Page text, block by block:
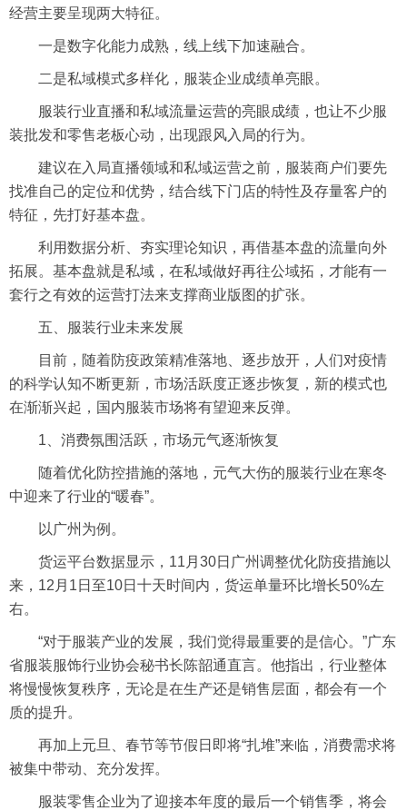
经营主要呈现两大特征。
一是数字化能力成熟，线上线下加速融合。
二是私域模式多样化，服装企业成绩单亮眼。
服装行业直播和私域流量运营的亮眼成绩，也让不少服
装批发和零售老板心动，出现跟风入局的行为。
建议在入局直播领域和私域运营之前，服装商户们要先
找准自己的定位和优势，结合线下门店的特性及存量客户的
特征，先打好基本盘。
利用数据分析、夯实理论知识，再借基本盘的流量向外
拓展。基本盘就是私域，在私域做好再往公域拓，才能有一
套行之有效的运营打法来支撑商业版图的扩张。
五、服装行业未来发展
目前，随着防疫政策精准落地、逐步放开，人们对疫情
的科学认知不断更新，市场活跃度正逐步恢复，新的模式也
在渐渐兴起，国内服装市场将有望迎来反弹。
1、消费氛围活跃，市场元气逐渐恢复
随着优化防控措施的落地，元气大伤的服装行业在寒冬
中迎来了行业的“暖春”。
以广州为例。
货运平台数据显示，11月30日广州调整优化防疫措施以
来，12月1日至10日十天时间内，货运单量环比增长50%左
右。
“对于服装产业的发展，我们觉得最重要的是信心。”广东
省服装服饰行业协会秘书长陈韶通直言。他指出，行业整体
将慢慢恢复秩序，无论是在生产还是销售层面，都会有一个
质的提升。
再加上元旦、春节等节假日即将“扎堆”来临，消费需求将
被集中带动、充分发挥。
服装零售企业为了迎接本年度的最后一个销售季，将会